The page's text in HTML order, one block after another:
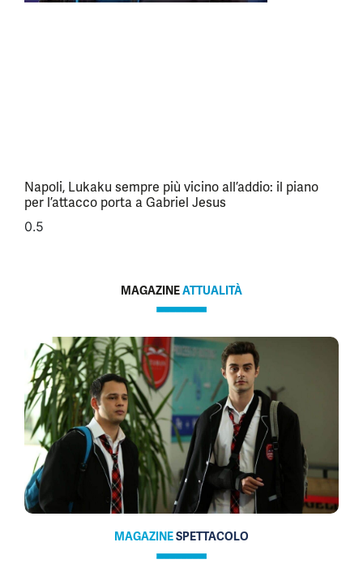
Napoli, Lukaku sempre più vicino all’addio: il piano
per l’attacco porta a Gabriel Jesus
MAGAZINEATTUALITÀ
MAGAZINESPETTACOLO